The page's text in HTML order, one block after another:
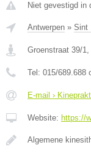
Niet gevestigd in
Antwerpen » Sint
Groenstraat 39/1
Tel: 015/689.688
E-mail ›
Website: https://
Algemene